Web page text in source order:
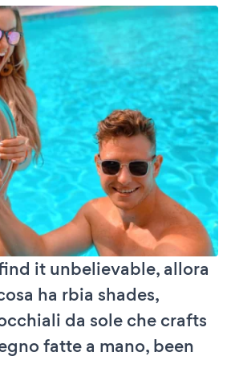
it unbelievable, allora
ha rbia shades,
da sole che crafts
fatte a mano, been